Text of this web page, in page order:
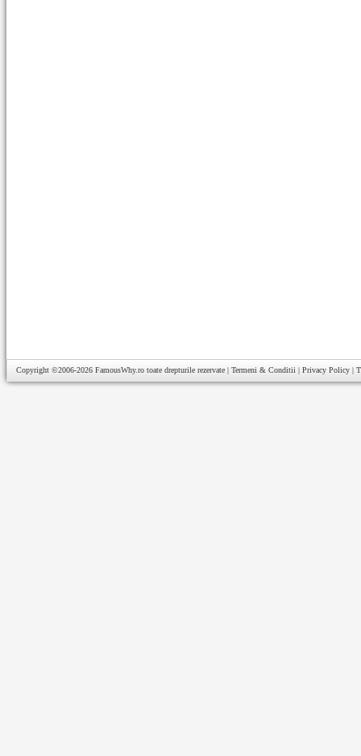
Copyright ©2006-2026 FamousWhy.ro toate drepturile rezervate | Termeni & Conditii | Privacy Policy |